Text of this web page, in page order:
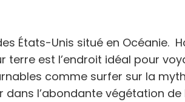
États-Unis situé en Océanie.
est l’endroit idéal pour
comme surfer sur la
dans l’abondante végétation de